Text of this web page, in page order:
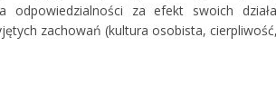
odpowiedzialności za efekt swoich
zachowań (kultura osobista,